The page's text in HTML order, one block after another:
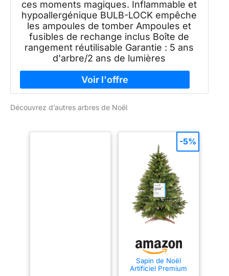
ces moments magiques. Inflammable et
hypoallergénique BULB-LOCK empêche
les ampoules de tomber Ampoules et
fusibles de rechange inclus Boîte de
rangement réutilisable Garantie : 5 ans
d'arbre/2 ans de lumières
Découvrez d’autres arbres de Noël
Sapin de Noël
Artificiel Premium
-5%